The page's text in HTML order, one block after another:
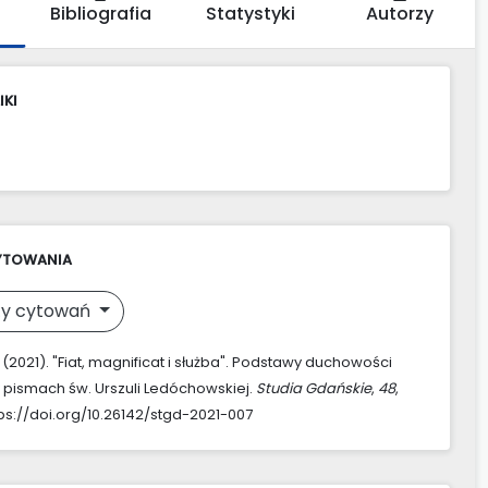
Bibliografia Statystyki Autorzy
cytowań
"Fiat, magnificat i służba". Podstawy duchowości
św. Urszuli Ledóchowskiej. Studia Gdańskie, 48,
doi.org/10.26142/stgd-2021-007